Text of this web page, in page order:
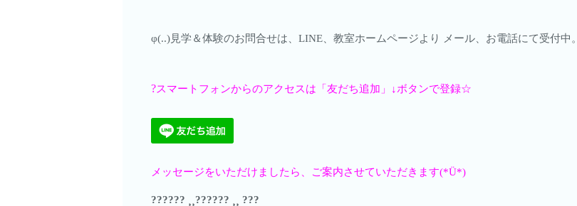
φ(..)見学＆体験のお問合せは、LINE、教室ホームページより メール、お電話にて受付中。
?スマートフォンからのアクセスは「友だち追加」↓ボタンで登録☆
メッセージをいただけましたら、ご案内させていただきます(*Ü*)
?????? ⸒⸒?????? ⸒⸒ ???